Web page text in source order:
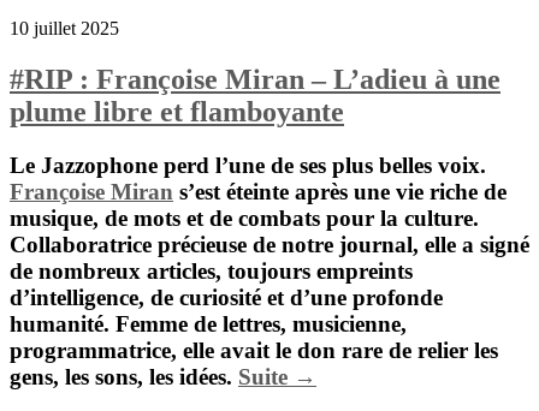
10 juillet 2025
#RIP : Françoise Miran – L’adieu à une
plume libre et flamboyante
Le Jazzophone perd l’une de ses plus belles voix.
Françoise Miran s’est éteinte après une vie riche de
musique, de mots et de combats pour la culture.
Collaboratrice précieuse de notre journal, elle a signé
de nombreux articles, toujours empreints
d’intelligence, de curiosité et d’une profonde
humanité. Femme de lettres, musicienne,
programmatrice, elle avait le don rare de relier les
gens, les sons, les idées. Suite →